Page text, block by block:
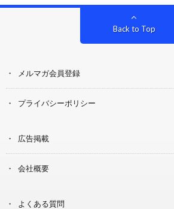
Back to Top
メルマガ会員登録
プライバシーポリシー
広告掲載
会社概要
よくある質問